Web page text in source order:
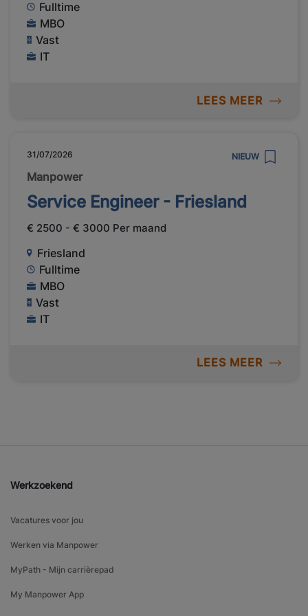
Fulltime
MBO
Vast
IT
LEES MEER
31/07/2026 NIEUW
Manpower
Service Engineer - Friesland
€ 2500 - € 3000 Per maand
Friesland
Fulltime
MBO
Vast
IT
LEES MEER
Werkzoekend
Vacatures voor jou
Werken via Manpower
MyPath - Mijn carrièrepad
My Manpower App